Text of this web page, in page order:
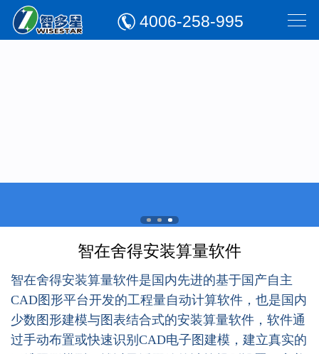
4006-258-995
智在舍得安装算量软件
智在舍得安装算量软件是 国内先进的基于国产自主
CAD图形平台开发的工程量自动计算软件，也是国内
少数图形建模与图表结合式的安装算量软件，软件通
过手动布置或快速识别CAD电子图建模，建立真实的